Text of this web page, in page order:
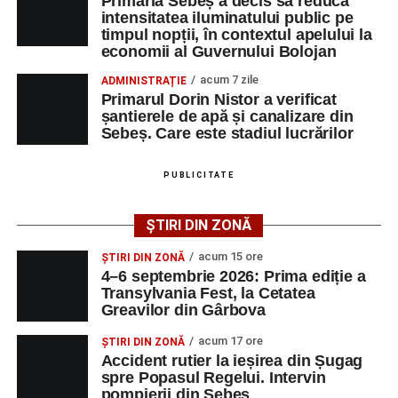
memoria interpretului Felician Fărcașiu.
Printre momentele de atracție se numără spectacolul de
simfonic susținut în Grădina Muzeului Municipal „Ioan
Raica”, sub bagheta dirijoruluiRemus Grama, alături de
muzicieni români de prestigiu.
Și în acest an, pe scenă vor urca atât artiști consacrați, cât
cariere de succes în țară și în străinătate.
Festivalul include și o componentă cinematografică
importantă. Publicul va putea urmări mai multe producții
realizate cu implicarea producătoareiGabi Suciu
originară din Sebeș, prezentă de-a lungul timpului la
unele dintre cele mai importante festivaluri europene de
intensitatea iluminatului public pe
timpul nopții, în contextul apelului la
economii al Guvernului Bolojan
ADMINISTRAȚIE acum 7 zile
Primarul Dorin Nistor a verificat
șantierele de apă și canalizare din
Sebeș. Care este stadiul lucrărilor
PUBLICITATE
ȘTIRI DIN ZONĂ
ȘTIRI DIN ZONĂ acum 15 ore
4–6 septembrie 2026: Prima ediție a
Transylvania Fest, la Cetatea
Greavilor din Gârbova
ȘTIRI DIN ZONĂ acum 17 ore
Accident rutier la ieșirea din Șugag
spre Popasul Regelui. Intervin
pompierii din Sebeș